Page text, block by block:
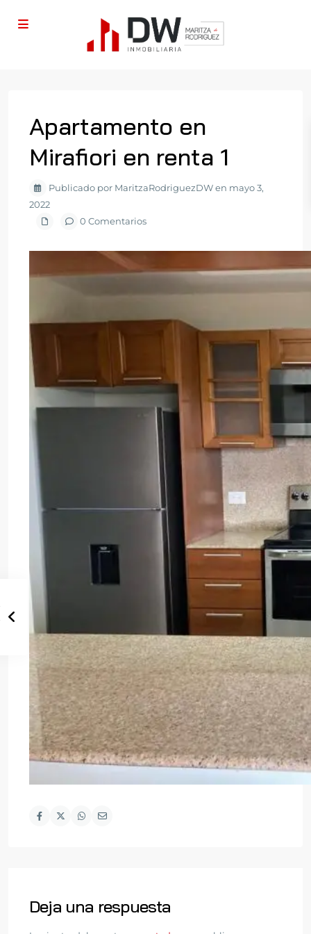
Apartamento en
Mirafiori en renta 1
Publicado por MaritzaRodriguezDW en mayo 3,
2022
0 Comentarios
Deja una respuesta